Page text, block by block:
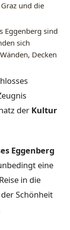
und die
Eggenberg sind
sich
Decken
der Kultur
Eggenberg
eine
in die
Schönheit